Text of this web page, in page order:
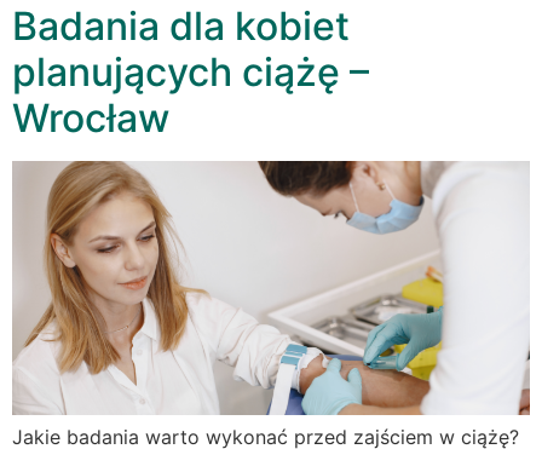
Badania dla kobiet
planujących ciążę –
Wrocław
Jakie badania warto wykonać przed zajściem w ciążę?